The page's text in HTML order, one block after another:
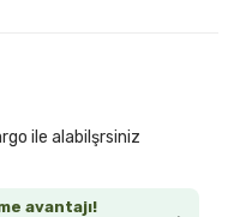
avantajı!
ile alabilşrsiniz